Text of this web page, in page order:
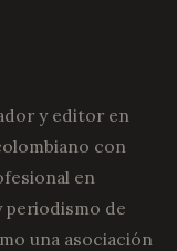
y editor en
con
en
de
una asociación